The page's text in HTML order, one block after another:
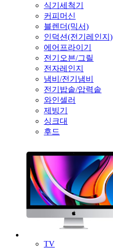
식기세척기
커피머신
블렌더(믹서)
인덕션(전기레인지)
에어프라이기
전기오븐/그릴
전자레인지
냄비/전기냄비
전기밥솥/압력솥
와인셀러
제빙기
싱크대
후드
TV